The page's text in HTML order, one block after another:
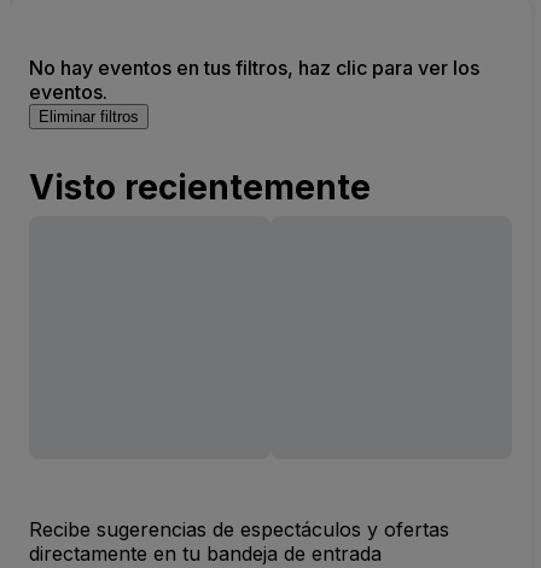
No hay eventos en tus filtros, haz clic para ver los
eventos.
Eliminar filtros
Visto recientemente
Recibe sugerencias de espectáculos y ofertas
directamente en tu bandeja de entrada